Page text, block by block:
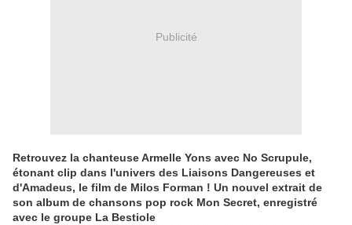
Publicité
Retrouvez la chanteuse Armelle Yons avec No Scrupule,
étonant clip dans l'univers des Liaisons Dangereuses et
d'Amadeus, le film de Milos Forman ! Un nouvel extrait de
son album de chansons pop rock Mon Secret, enregistré
avec le groupe La Bestiole